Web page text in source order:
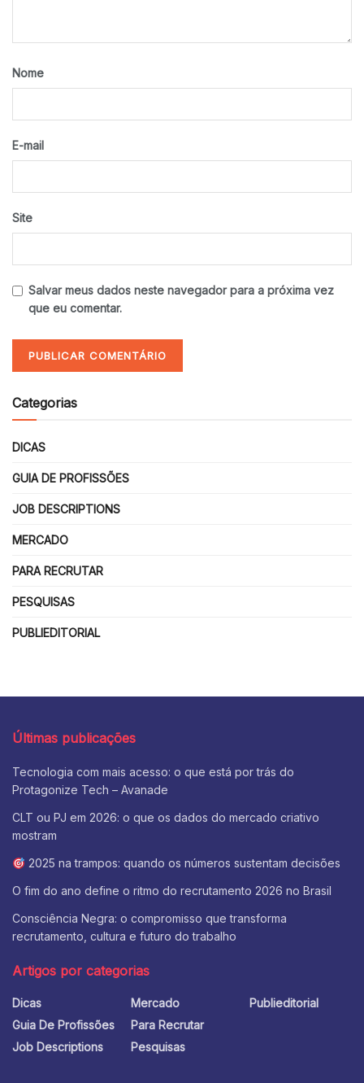
Nome
E-mail
Site
Salvar meus dados neste navegador para a próxima vez
que eu comentar.
Categorias
DICAS
GUIA DE PROFISSÕES
JOB DESCRIPTIONS
MERCADO
PARA RECRUTAR
PESQUISAS
PUBLIEDITORIAL
Últimas publicações
Tecnologia com mais acesso: o que está por trás do
Protagonize Tech – Avanade
CLT ou PJ em 2026: o que os dados do mercado criativo
mostram
2025 na trampos: quando os números sustentam decisões
O fim do ano define o ritmo do recrutamento 2026 no Brasil
Consciência Negra: o compromisso que transforma
recrutamento, cultura e futuro do trabalho
Artigos por categorias
Dicas
Guia De Profissões
Job Descriptions
Mercado
Para Recrutar
Pesquisas
Publieditorial